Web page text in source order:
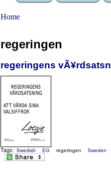
Home
regeringen
regeringens
Tags: Swedish EG regeringen Sweden